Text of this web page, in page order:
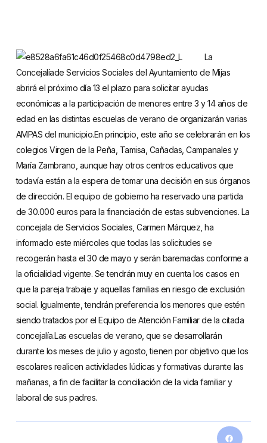
La
Concejalíade Servicios Sociales del Ayuntamiento de Mijas
abrirá el próximo día 13 el plazo para solicitar ayudas
económicas a la participación de menores entre 3 y 14 años de
edad en las distintas escuelas de verano de organizarán varias
AMPAS del municipio.En principio, este año se celebrarán en los
colegios Virgen de la Peña, Tamisa, Cañadas, Campanales y
María Zambrano, aunque hay otros centros educativos que
todavía están a la espera de tomar una decisión en sus órganos
de dirección. El equipo de gobierno ha reservado una partida
de 30.000 euros para la financiación de estas subvenciones. La
concejala de Servicios Sociales, Carmen Márquez, ha
informado este miércoles que todas las solicitudes se
recogerán hasta el 30 de mayo y serán baremadas conforme a
la oficialidad vigente. Se tendrán muy en cuenta los casos en
que la pareja trabaje y aquellas familias en riesgo de exclusión
social. Igualmente, tendrán preferencia los menores que estén
siendo tratados por el Equipo de Atención Familiar de la citada
concejalía.Las escuelas de verano, que se desarrollarán
durante los meses de julio y agosto, tienen por objetivo que los
escolares realicen actividades lúdicas y formativas durante las
mañanas, a fin de facilitar la conciliación de la vida familiar y
laboral de sus padres.